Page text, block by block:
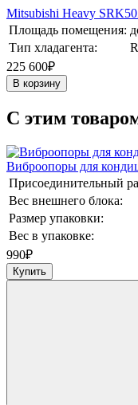
Mitsubishi Heavy
Площадь помещения:
Тип хладагента:
225 600₽
В корзину
C этим
Виброопоры для
Присоединительный
Вес внешнего блока:
Размер упаковки:
Вес в упаковке:
990₽
Купить